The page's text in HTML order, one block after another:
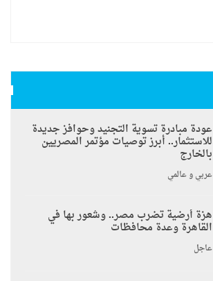
عودة مبادرة تسوية التجنيد وحوافز جديدة
للاستثمار.. أبرز توصيات مؤتمر المصريين
بالخارج
عربي و عالمي
هزة أرضية تضرب مصر.. وشعور بها في
القاهرة وعدة محافظات
عاجل